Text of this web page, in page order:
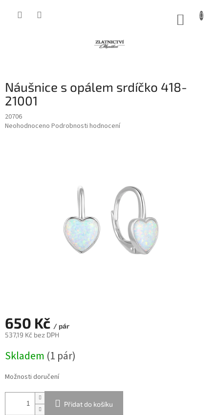
Náušnice s opálem srdíčko 418-
21001
20706
Průměrné
Neohodnoceno Podrobnosti hodnocení
650 Kč / pár
537,19 Kč bez DPH
cena:
Skladem (1 pár)
Možnosti doručení
Přidat do košíku